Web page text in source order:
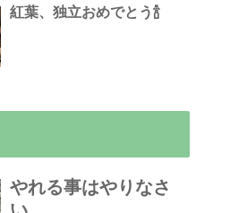
紅葉、独立おめでとう🍾
やれる事はやりなさ